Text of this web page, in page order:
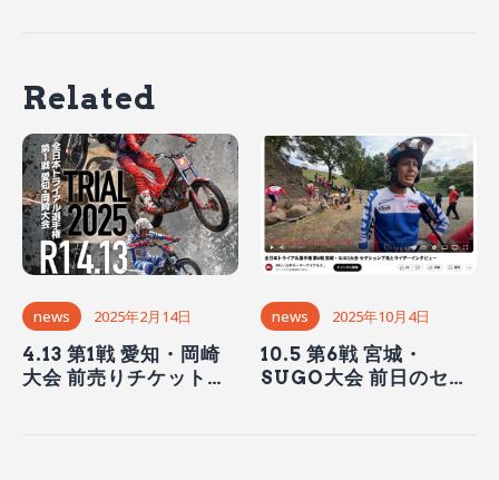
Related
news 2025年2月14日
4.13 第1戦 愛知・岡崎
大会 前売りチケットは3
news 2025年10月4日
10.5 第6戦 宮城・
SUGO大会 前日のセク